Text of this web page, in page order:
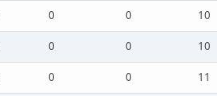
0 0
10
0 0
10
0 0
11